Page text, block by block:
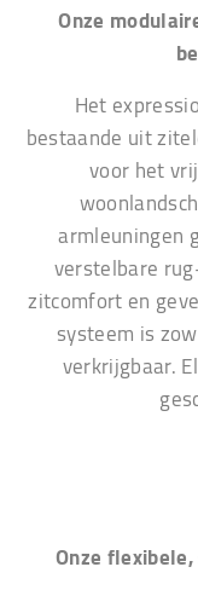
Onze
Het
bestaande uit
voor het
armleuningen
verstelbare
zitcomfort en
systeem is
verkrijgbaar.
Onze